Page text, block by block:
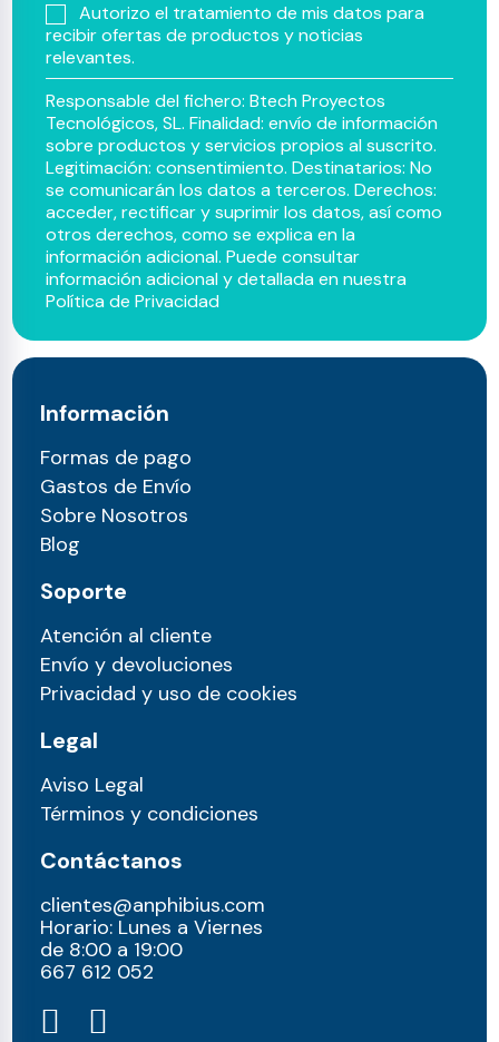
Autorizo el tratamiento de mis datos para
recibir ofertas de productos y noticias
relevantes.
Responsable del fichero: Btech Proyectos
Tecnológicos, SL. Finalidad: envío de información
sobre productos y servicios propios al suscrito.
Legitimación: consentimiento. Destinatarios: No
se comunicarán los datos a terceros. Derechos:
acceder, rectificar y suprimir los datos, así como
otros derechos, como se explica en la
información adicional. Puede consultar
información adicional y detallada en nuestra
Política de Privacidad
Información
Formas de pago
Gastos de Envío
Sobre Nosotros
Blog
Soporte
Atención al cliente
Envío y devoluciones
Privacidad y uso de cookies
Legal
Aviso Legal
Términos y condiciones
Contáctanos
clientes@anphibius.com
Horario: Lunes a Viernes
de 8:00 a 19:00
667 612 052​